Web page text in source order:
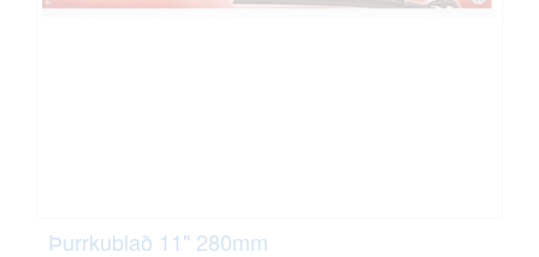
Þurrkublað 11" 280mm